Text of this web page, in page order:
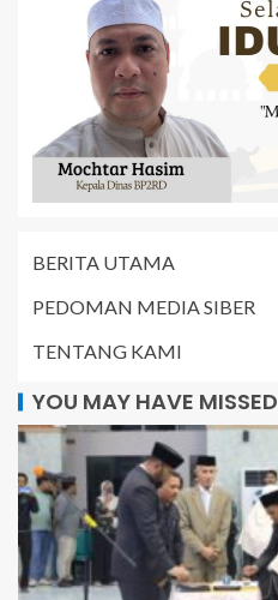
BERITA UTAMA
PEDOMAN MEDIA SIBER
TENTANG KAMI
YOU MAY HAVE MISSED